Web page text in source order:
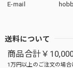
E-mail
送料について
商品合計￥
1万円以上のご注文の場